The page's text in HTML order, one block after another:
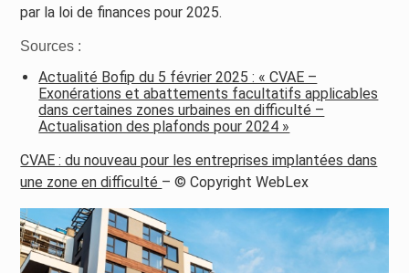
par la loi de finances pour 2025.
Sources :
Actualité Bofip du 5 février 2025 : « CVAE –
Exonérations et abattements facultatifs applicables
dans certaines zones urbaines en difficulté –
Actualisation des plafonds pour 2024 »
CVAE : du nouveau pour les entreprises implantées dans
une zone en difficulté – © Copyright WebLex